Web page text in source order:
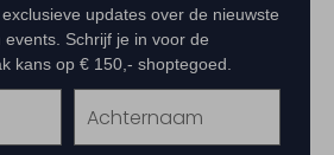
updates over de nieuwste
Schrijf je in voor de
kans op € 150,- shoptegoed.